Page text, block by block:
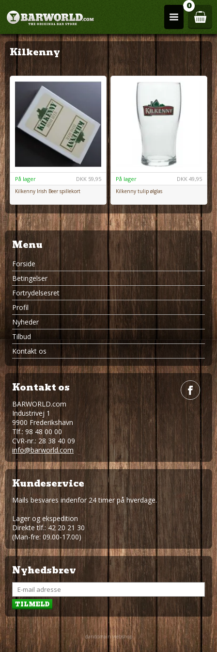
0
Kilkenny
DKK 59,95
På lager
Kilkenny Irish Beer spillekort
DKK 49,95
På lager
Kilkenny tulip ølglas
Menu
Forside
Betingelser
Fortrydelsesret
Profil
Nyheder
Tilbud
Kontakt os
Kontakt os
BARWORLD.com
Industrivej 1
9900 Frederikshavn
Tlf.: 98 48 00 00
CVR-nr.: 28 38 40 09
info@barworld.com
Kundeservice
Mails besvares indenfor 24 timer på hverdage.
Lager og ekspedition
Direkte tlf.: 42 20 21 30
(Man-fre: 09.00-17.00)
Nyhedsbrev
dandomain webshop